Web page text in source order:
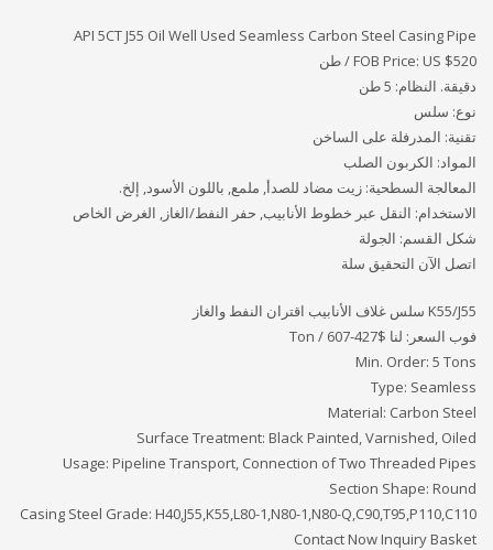
API 5CT J55 Oil Well Used Seamless Carbon Steel Casing Pipe
FOB Price: US $520 / طن
دقيقة. النظام: 5 طن
نوع: سلس
تقنية: المدرفلة على الساخن
المواد: الكربون الصلب
المعالجة السطحية: زيت مضاد للصدأ, ملمع, باللون الأسود, إلخ.
الاستخدام: النقل عبر خطوط الأنابيب, حفر النفط/الغاز, الغرض الخاص
شكل القسم: الجولة
اتصل الآن التحقيق سلة
K55/J55 سلس غلاف الأنابيب اقتران النفط والغاز
فوب السعر: لنا $427-607 / Ton
Min. Order: 5 Tons
Type: Seamless
Material: Carbon Steel
Surface Treatment: Black Painted, Varnished, Oiled
Usage: Pipeline Transport, Connection of Two Threaded Pipes
Section Shape: Round
Casing Steel Grade: H40,J55,K55,L80-1,N80-1,N80-Q,C90,T95,P110,C110
Contact Now Inquiry Basket